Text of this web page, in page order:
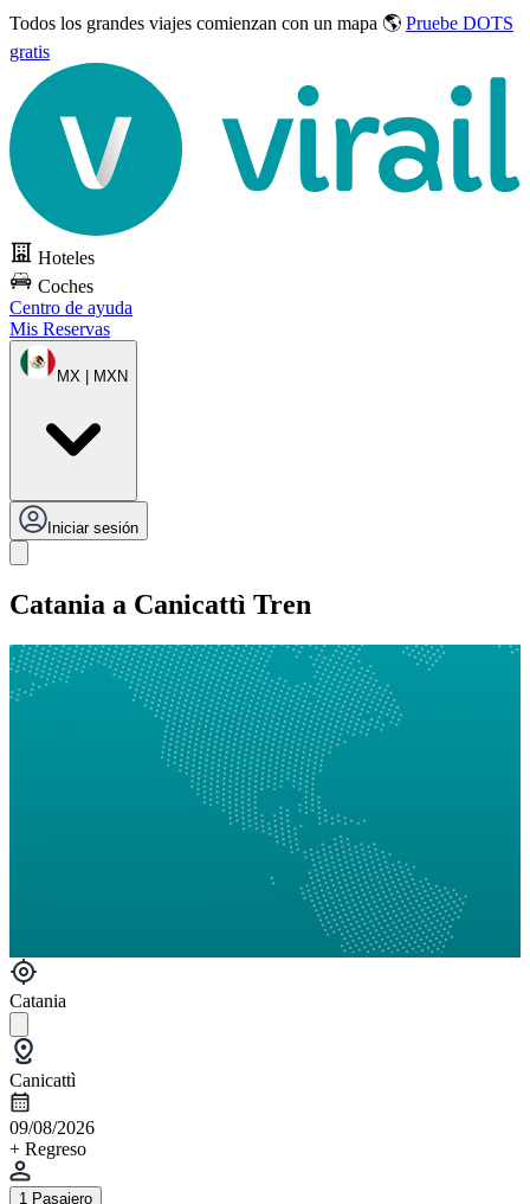
Todos los grandes viajes comienzan con un mapa 🌎 Pruebe DOTS
gratis
Hoteles
Coches
Centro de ayuda
Mis Reservas
MX | MXN
Iniciar sesión
Catania a Canicattì Tren
Catania
Canicattì
09/08/2026
+ Regreso
1 Pasajero